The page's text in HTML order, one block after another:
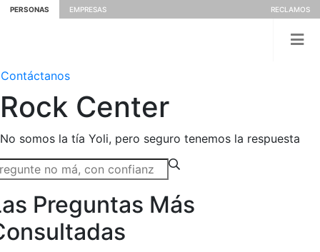
PERSONAS EMPRESAS RECLAMOS
Contáctanos
Rock Center
No somos la tía Yoli, pero seguro tenemos la respuesta
Preguntas Más